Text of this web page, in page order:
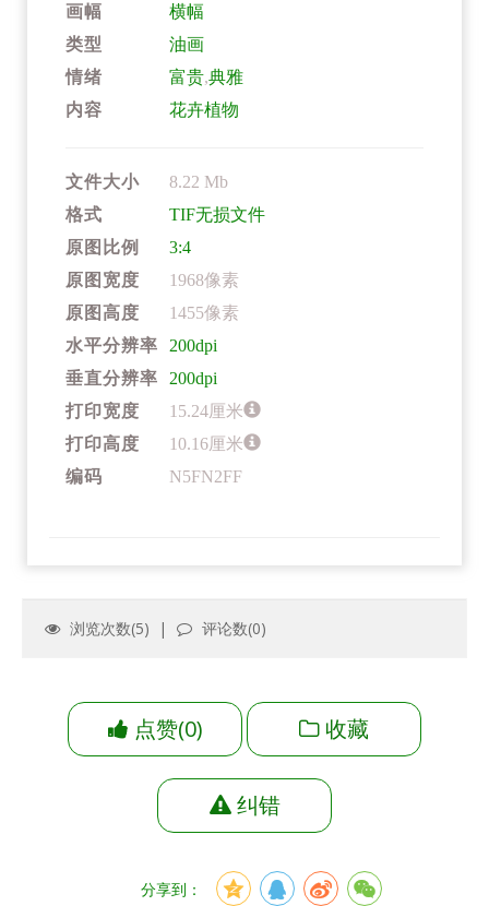
画幅
横幅
类型
油画
情绪
富贵,典雅
内容
花卉植物
文件大小
8.22 Mb
格式
TIF无损文件
原图比例
3:4
原图宽度
1968像素
原图高度
1455像素
水平分辨率
200dpi
垂直分辨率
200dpi
打印宽度
15.24厘米
打印高度
10.16厘米
编码
N5FN2FF
浏览次数(5) | 评论数(0)
点赞(0) 收藏
纠错
分享到：